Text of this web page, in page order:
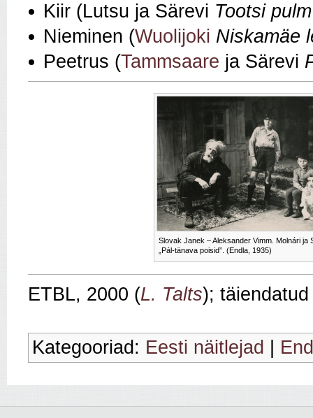
Kiir (Lutsu ja Särevi Tootsi pulm
Nieminen (Wuolijoki Niskamäe
Peetrus (Tammsaare ja Särevi
Slovak Janek – Aleksander Vimm. Molnári ja
„Pál-tänava poisid”. (Endla, 1935)
ETBL, 2000 (L. Talts);
Kategooriad: Eesti näitlejad